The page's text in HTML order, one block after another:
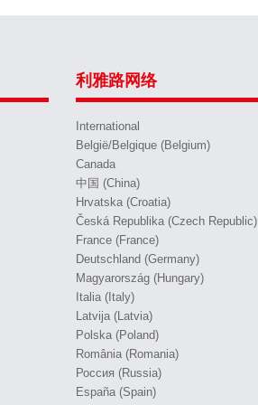
利雅路网络
International
België/Belgique (Belgium)
Canada
中国 (China)
Hrvatska (Croatia)
Česká Republika (Czech Republic)
France (France)
Deutschland (Germany)
Magyarország (Hungary)
Italia (Italy)
Latvija (Latvia)
Polska (Poland)
România (Romania)
Россия (Russia)
España (Spain)